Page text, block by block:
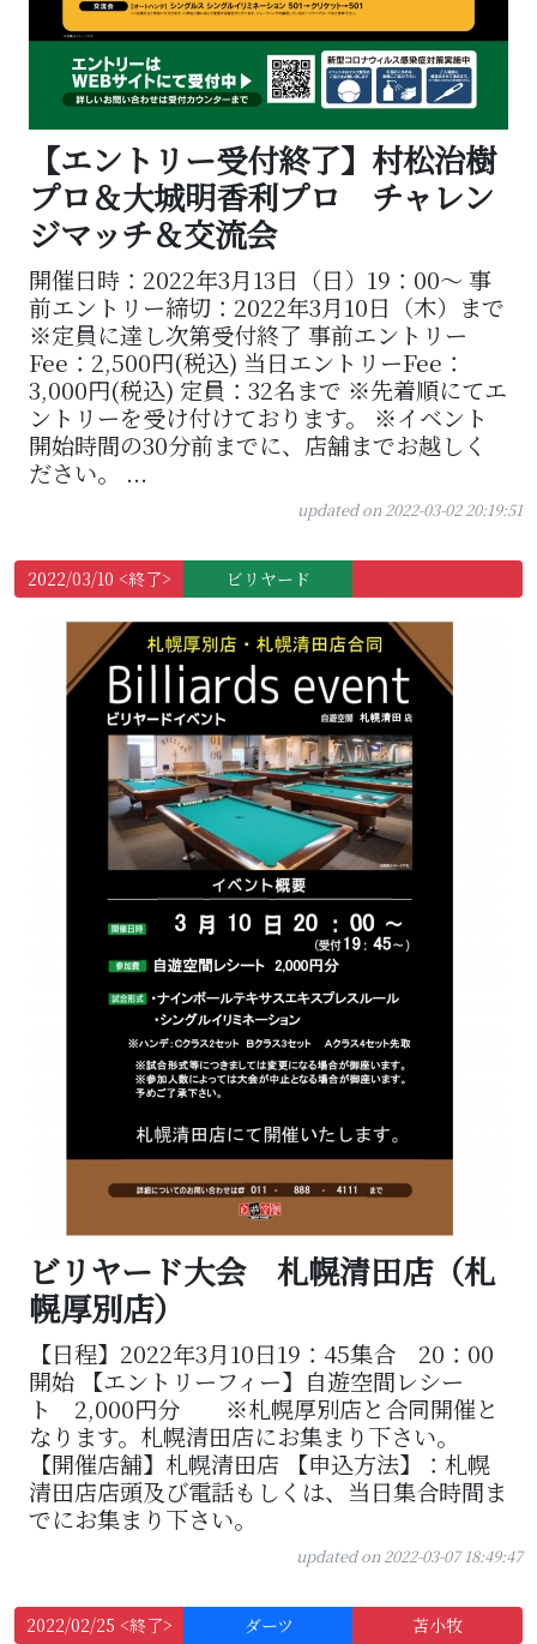
【エントリー受付終了】村松治樹
プロ＆大城明香利プロ チャレン
ジマッチ＆交流会
開催日時：2022年3月13日（日）19：00～ 事
前エントリー締切：2022年3月10日（木）まで
※定員に達し次第受付終了 事前エントリー
Fee：2,500円(税込) 当日エントリーFee：
3,000円(税込) 定員：32名まで ※先着順にてエ
ントリーを受け付けております。 ※イベント
開始時間の30分前までに、店舗までお越しく
ださい。 ...
updated on 2022-03-02 20:19:51
2022/03/10 <終了> ビリヤード
ビリヤード大会 札幌清田店（札
幌厚別店）
【日程】2022年3月10日19：45集合 20：00
開始 【エントリーフィー】自遊空間レシー
ト 2,000円分 ※札幌厚別店と合同開催と
なります。札幌清田店にお集まり下さい。
【開催店舗】札幌清田店 【申込方法】：札幌
清田店店頭及び電話もしくは、当日集合時間ま
でにお集まり下さい。
updated on 2022-03-07 18:49:47
2022/02/25 <終了> ダーツ 苫小牧